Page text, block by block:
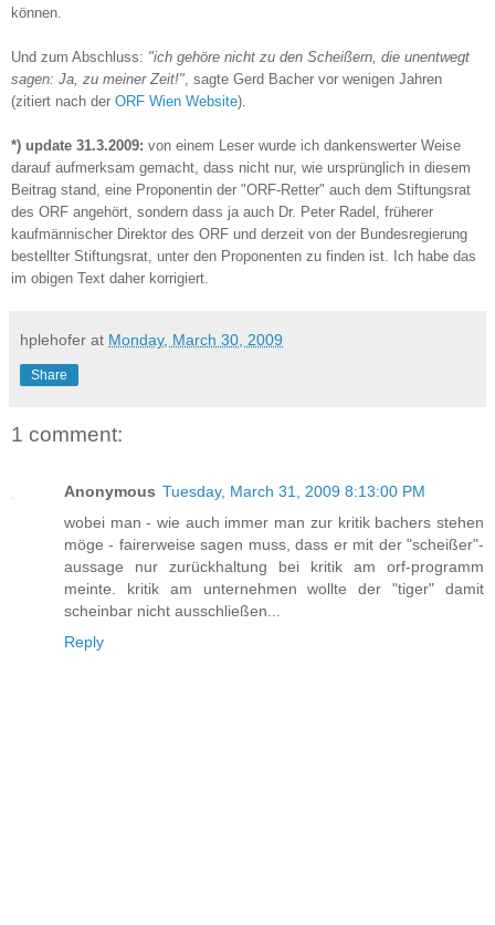
können.
Und zum Abschluss: "ich gehöre nicht zu den Scheißern, die unentwegt
sagen: Ja, zu meiner Zeit!" , sagte Gerd Bacher vor wenigen Jahren
(zitiert nach der ORF Wien Website).
*) update 31.3.2009: von einem Leser wurde ich dankenswerter Weise
darauf aufmerksam gemacht, dass nicht nur, wie ursprünglich in diesem
Beitrag stand, eine Proponentin der "ORF-Retter" auch dem Stiftungsrat
des ORF angehört, sondern dass ja auch Dr. Peter Radel, früherer
kaufmännischer Direktor des ORF und derzeit von der Bundesregierung
bestellter Stiftungsrat, unter den Proponenten zu finden ist. Ich habe das
im obigen Text daher korrigiert.
hplehofer at Monday, March 30, 2009
Share
1 comment:
Anonymous Tuesday, March 31, 2009 8:13:00 PM
wobei man - wie auch immer man zur kritik bachers stehen
möge - fairerweise sagen muss, dass er mit der "scheißer"-
aussage nur zurückhaltung bei kritik am orf-programm
meinte. kritik am unternehmen wollte der "tiger" damit
scheinbar nicht ausschließen...
Reply